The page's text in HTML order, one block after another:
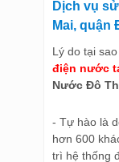
Dịch vụ
Mai, quận
Lý do tại
điện nước
Nước Đô
- Tự hào là
hơn 600
trì hệ thống